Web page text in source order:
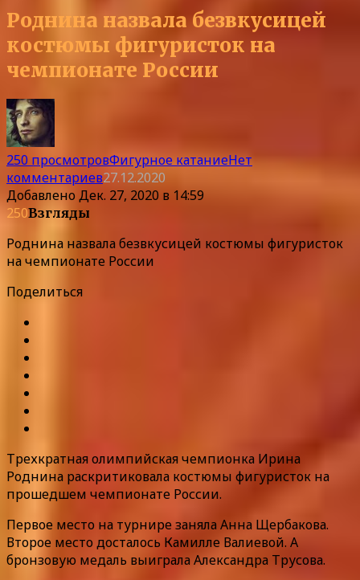
Роднина назвала безвкусицей
костюмы фигуристок на
чемпионате России
250 просмотровФигурное катаниеНет
комментариев27.12.2020
ДобавленоДек. 27, 2020 в 14:59
250Взгляды
Роднина назвала безвкусицей костюмы фигуристок
на чемпионате России
Поделиться
Трехкратная олимпийская чемпионка Ирина
Роднина раскритиковала костюмы фигуристок на
прошедшем чемпионате России.
Первое место на турнире заняла Анна Щербакова.
Второе место досталось Камилле Валиевой. А
бронзовую медаль выиграла Александра Трусова.